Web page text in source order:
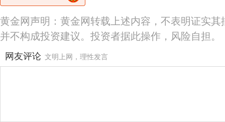
黄金网声明：黄金网转载上述内容，不表明证实
并不构成投资建议。投资者据此操作，风险自担。
网友评论 文明上网，理性发言